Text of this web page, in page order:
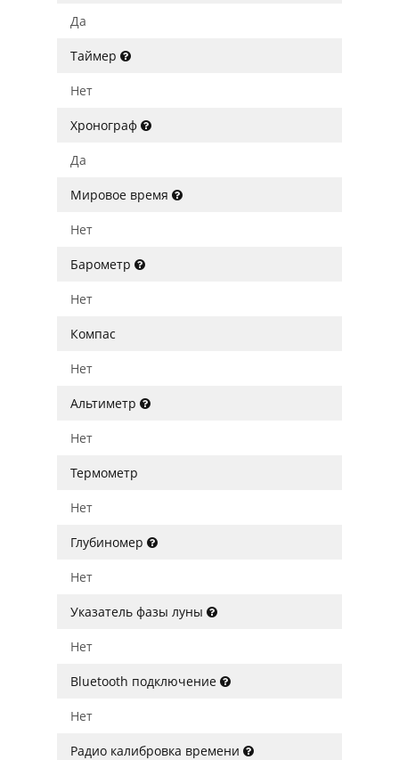
Да
Таймер
Нет
Хронограф
Да
Мировое время
Нет
Барометр
Нет
Компас
Нет
Альтиметр
Нет
Термометр
Нет
Глубиномер
Нет
Указатель фазы луны
Нет
Bluetooth подключение
Нет
Радио калибровка времени